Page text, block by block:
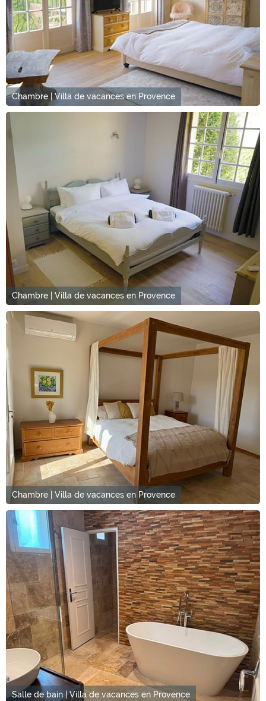
Chambre | Villa de vacances en Provence
Chambre | Villa de vacances en Provence
Chambre | Villa de vacances en Provence
Salle de bain | Villa de vacances en Provence